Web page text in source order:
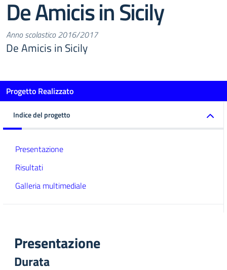
De Amicis in Sicily
Anno scolastico 2016/2017
De Amicis in Sicily
Progetto Realizzato
Indice del progetto
Presentazione
Risultati
Galleria multimediale
Presentazione
Durata